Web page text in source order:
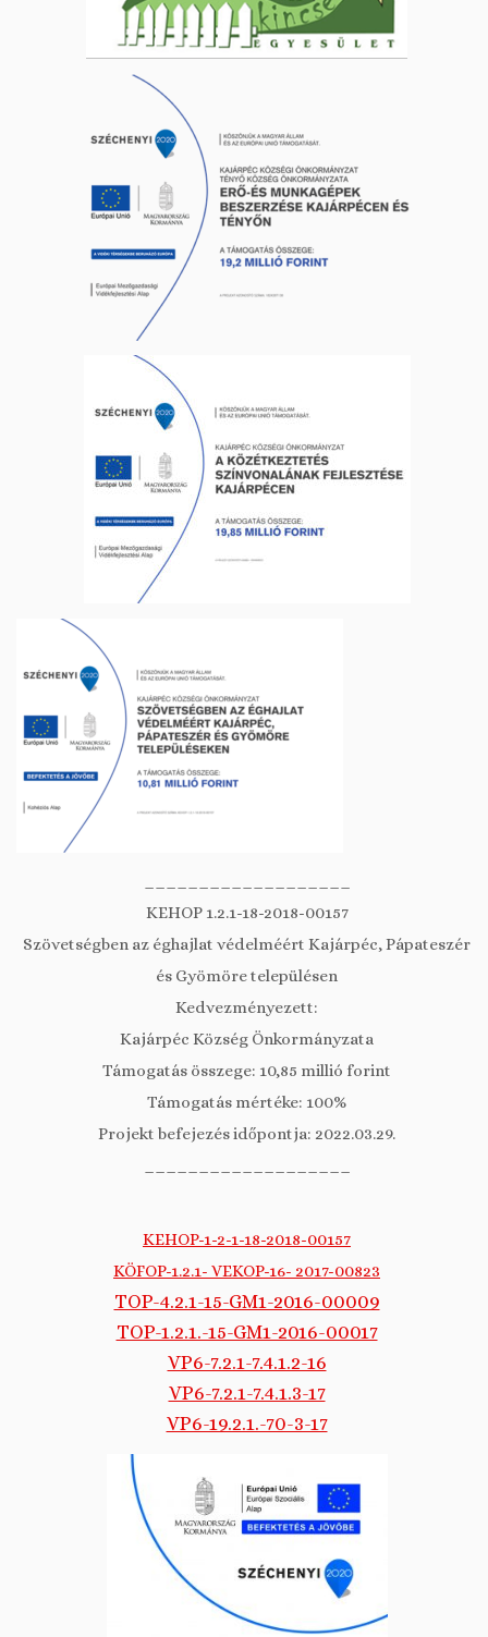
KEHOP 1.2.1-18-2018-00157
Szövetségben az éghajlat védelméért Kajárpéc, Pápateszér
és Gyömöre településen
Kedvezményezett:
Kajárpéc Község Önkormányzata
Támogatás összege: 10,85 millió forint
Támogatás mértéke: 100%
Projekt befejezés időpontja: 2022.03.29.
KEHOP-1-2-1-18-2018-00157
KÖFOP-1.2.1- VEKOP-16- 2017-00823
TOP-4.2.1-15-GM1-2016-00009
TOP-1.2.1.-15-GM1-2016-00017
VP6-7.2.1-7.4.1.2-16
VP6-7.2.1-7.4.1.3-17
VP6-19.2.1.-70-3-17